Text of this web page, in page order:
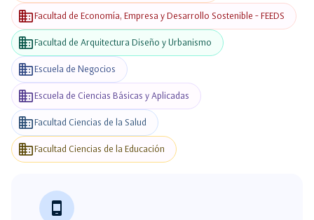
businessFacultad de Economía, Empresa y Desarrollo Sostenible - FEEDS
businessFacultad de Arquitectura Diseño y Urbanismo
businessEscuela de Negocios
businessEscuela de Ciencias Básicas y Aplicadas
businessFacultad Ciencias de la Salud
businessFacultad Ciencias de la Educación
phone_android